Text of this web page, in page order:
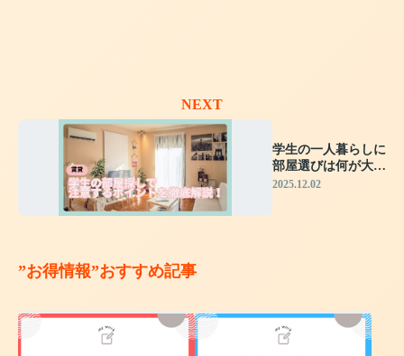
NEXT
学生の一人暮らしに
部屋選びは何が大
切？見落としがちな
2025.12.02
”お得情報”おすすめ記事